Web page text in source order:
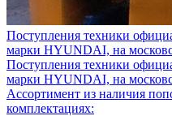
Поступления техники
марки HYUNDAI, на
Поступления техники
марки HYUNDAI, на
Ассортимент из наличия
комплектациях: